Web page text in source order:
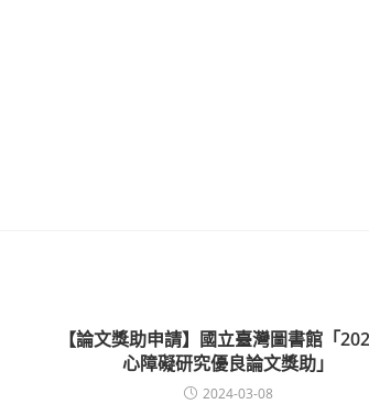
【論文獎助申請】國立臺灣圖書館「
心障礙研究優良論文獎助」
2024-03-08